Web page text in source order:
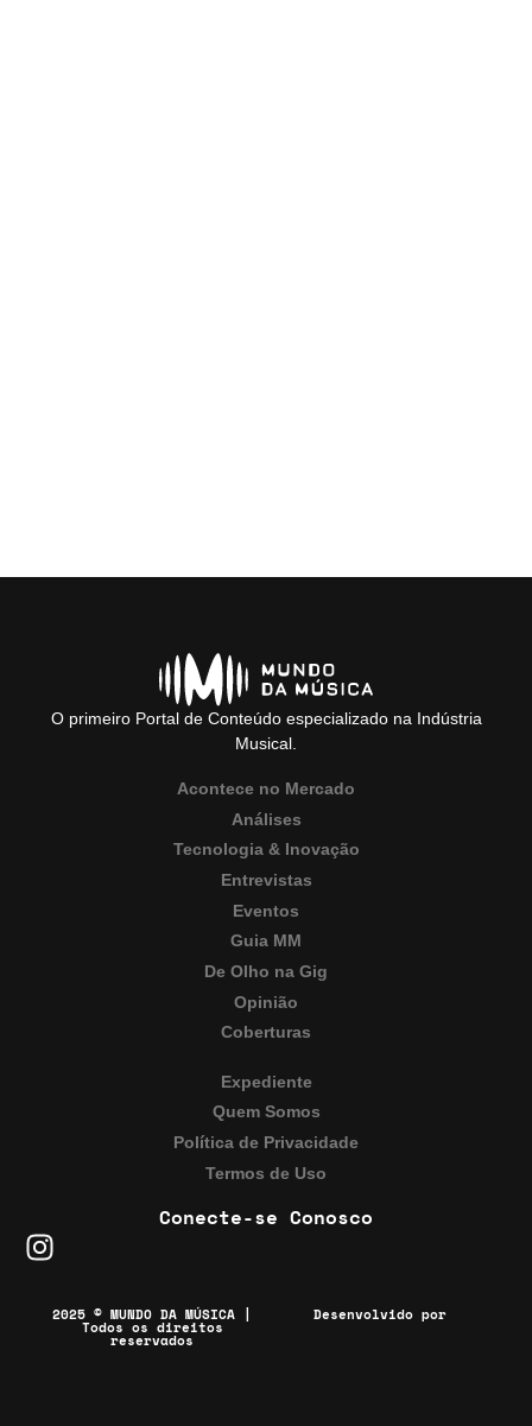
O primeiro Portal de Conteúdo especializado na Indústria
Musical.
Acontece no Mercado
Análises
Tecnologia & Inovação
Entrevistas
Eventos
Guia MM
De Olho na Gig
Opinião
Coberturas
Expediente
Quem Somos
Política de Privacidade
Termos de Uso
Conecte-se Conosco
2025 © MUNDO DA MÚSICA |
Todos os direitos
reservados
Desenvolvido por